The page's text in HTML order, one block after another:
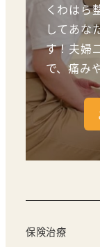
くわはら
してあな
す！夫婦
で、痛み
保険治療